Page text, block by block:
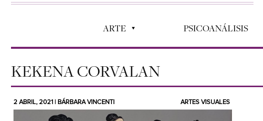
ARTE PSICOANÁLISIS
KEKENA CORVALAN
2 ABRIL, 2021 | BÁRBARA VINCENTI ARTES VISUALES